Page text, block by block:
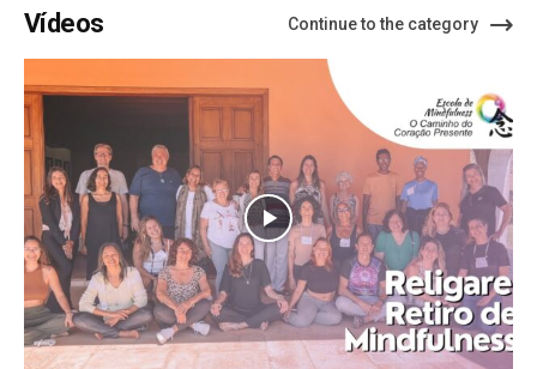
Vídeos Continue to the category